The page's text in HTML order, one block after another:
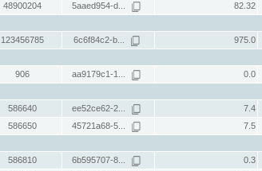
48900204 5aaed954-d... 82.32
123456785 6c6f84c2-b... 975.0
906 aa9179c1-1... 0.0
586640 ee52ce62-2... 7.4
586650 45721a68-5... 7.5
586810 6b595707-8... 0.3